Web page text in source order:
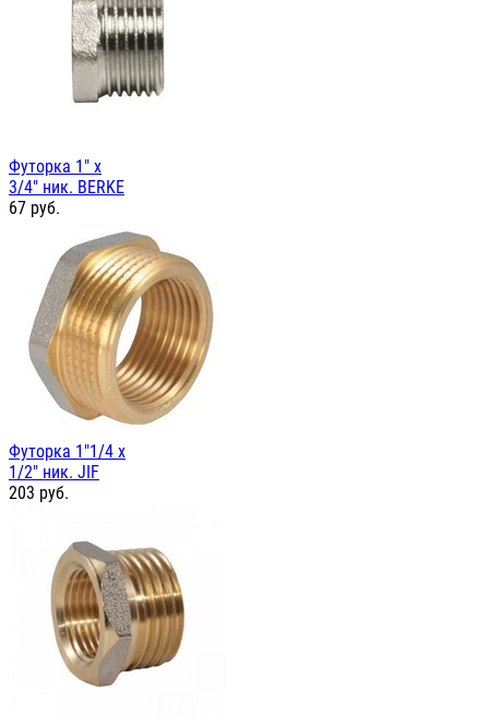
Футорка 1" х
3/4" ник. BERKE
67 руб.
Футорка 1"1/4 х
1/2" ник. JIF
203 руб.